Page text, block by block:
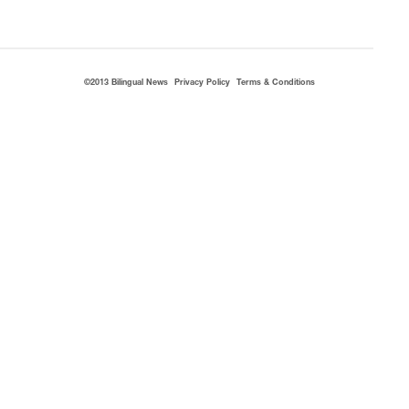
©2013 Bilingual News Privacy Policy Terms & Conditions